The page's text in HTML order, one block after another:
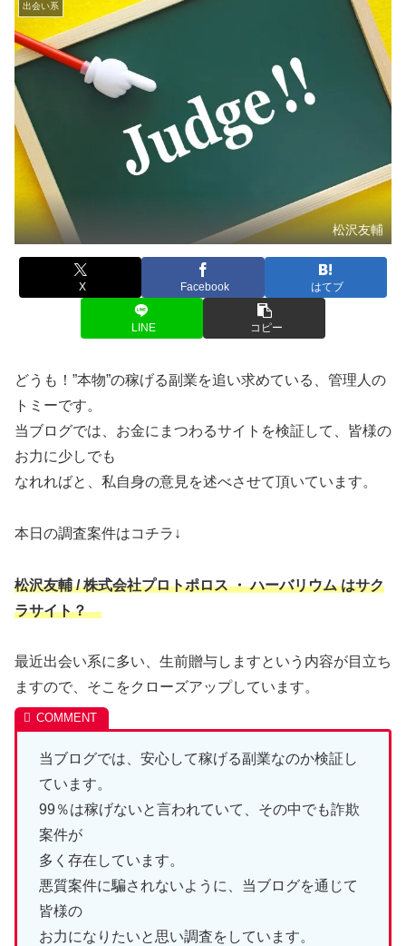
出会い系
松沢友輔
X Facebook はてブ
LINE コピー
どうも！”本物”の稼げる副業を追い求めている、管理人の
トミーです。
当ブログでは、お金にまつわるサイトを検証して、皆様の
お力に少しでも
なれればと、私自身の意見を述べさせて頂いています。
本日の調査案件はコチラ↓
松沢友輔 / 株式会社プロトポロス ・ ハーバリウム はサク
ラサイト？
最近出会い系に多い、生前贈与しますという内容が目立ち
ますので、そこをクローズアップしています。
当ブログでは、安心して稼げる副業なのか検証し
ています。
99％は稼げないと言われていて、その中でも詐欺
案件が
多く存在しています。
悪質案件に騙されないように、当ブログを通じて
皆様の
お力になりたいと思い調査をしています。